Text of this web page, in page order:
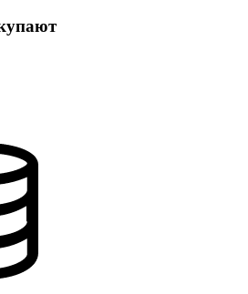
персональных данных
обработки персональных данных
моего отзыва на сайте и в
материалах компании